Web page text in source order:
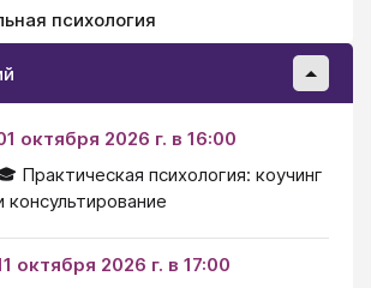
психология
октября 2026 г. в 16:00
Практическая психология: коучинг
консультирование
октября 2026 г. в 17:00